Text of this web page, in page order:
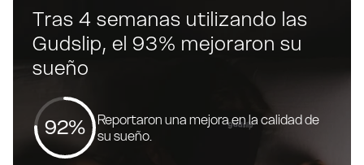
Tras 4 semanas utilizando las
Gudslip, el 93% mejoraron su
sueño
92%
Reportaron una mejora en la calidad de
su sueño.